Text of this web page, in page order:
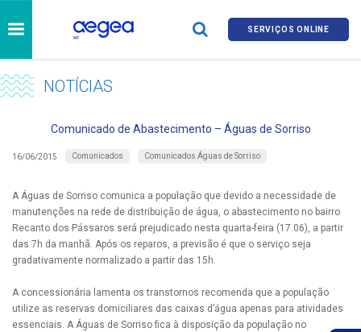
SERVIÇOS ONLINE
NOTÍCIAS
Comunicado de Abastecimento – Águas de Sorriso
16/06/2015 Comunicados Comunicados Águas de Sorriso
A Águas de Sorriso comunica a população que devido a necessidade de
manutenções na rede de distribuição de água, o abastecimento no bairro
Recanto dos Pássaros será prejudicado nesta quarta-feira (17.06), a partir
das 7h da manhã. Após os reparos, a previsão é que o serviço seja
gradativamente normalizado a partir das 15h.
A concessionária lamenta os transtornos recomenda que a população
utilize as reservas domiciliares das caixas d’água apenas para atividades
essenciais. A Águas de Sorriso fica à disposição da população no